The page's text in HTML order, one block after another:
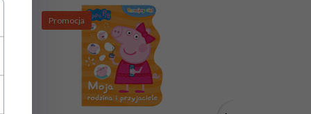
Promocja